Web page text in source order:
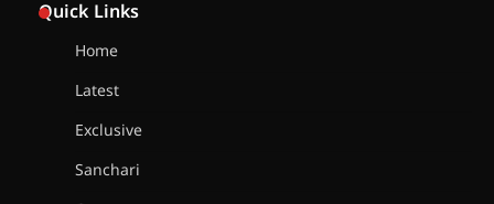
Quick Links
Home
Latest
Exclusive
Sanchari